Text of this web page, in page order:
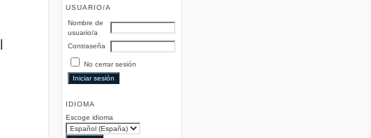
USUARIO/A
Nombre de
usuario/a
Contraseña
No cerrar sesión
IDIOMA
Escoge idioma